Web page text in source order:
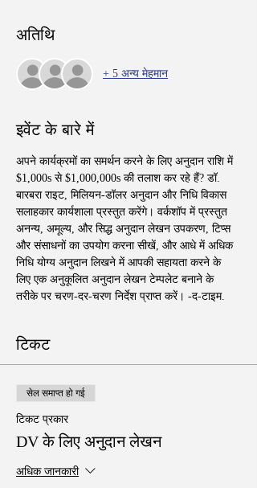
अतिथि
+ 5 अन्य मेहमान
इवेंट के बारे में
अपने कार्यक्रमों का समर्थन करने के लिए अनुदान राशि में
$1,000s से $1,000,000s की तलाश कर रहे हैं? डॉ.
बारबरा राइट, मिलियन-डॉलर अनुदान और निधि विकास
सलाहकार कार्यशाला प्रस्तुत करेंगे। वर्कशॉप में प्रस्तुत
अनन्य, अमूल्य, और सिद्ध अनुदान लेखन उपकरण, टिप्स
और संसाधनों का उपयोग करना सीखें, और आधे में अधिक
निधि योग्य अनुदान लिखने में आपकी सहायता करने के
लिए एक अनुकूलित अनुदान लेखन टेम्पलेट बनाने के
तरीके पर चरण-दर-चरण निर्देश प्राप्त करें। -द-टाइम.
टिकट
सेल समाप्त हो गई
टिकट प्रकार
DV के लिए अनुदान लेखन
अधिक जानकारी